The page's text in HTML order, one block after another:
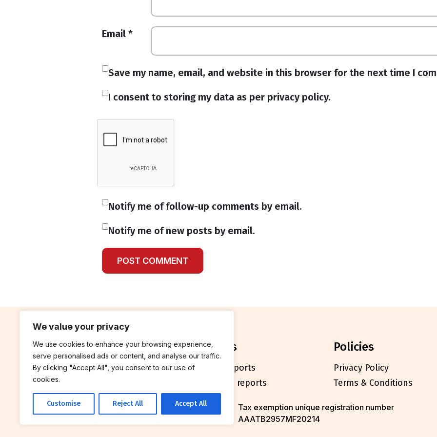
We value your privacy
We use cookies to enhance your browsing experience,
serve personalised ads or content, and analyse our traffic.
By clicking "Accept All", you consent to our use of
cookies.
Customise Reject All Accept All
Email *
Save my name, email, and website in this browser for the next time I
I consent to storing my data as per privacy policy.
Notify me of follow-up comments by email.
Notify me of new posts by email.
contribute
Blog
Work With Us
reports
Annual reports
Financials reports
policies
Privacy Policy
Terms & Conditions
© 2026 Breakthrough Trust All rights
Tax exemption unique registration number
AAATB2957MF20214